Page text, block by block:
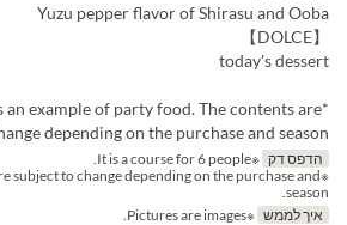
Yuzu pepper flavor of Shirasu and Ooba
【DOLCE】
today's dessert
an example of party food. The contents are
depending on the purchase and season.
הדפס דק ※It is a course for 6 people.
subject to change depending on the purchase and
season.
איך לממש ※Pictures are images.